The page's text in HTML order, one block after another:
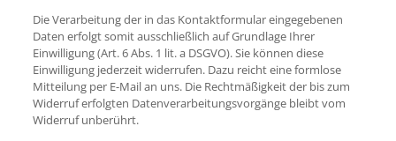
Die Verarbeitung der in das Kontaktformular eingegebenen
Daten erfolgt somit ausschließlich auf Grundlage Ihrer
Einwilligung (Art. 6 Abs. 1 lit. a DSGVO). Sie können diese
Einwilligung jederzeit widerrufen. Dazu reicht eine formlose
Mitteilung per E-Mail an uns. Die Rechtmäßigkeit der bis zum
Widerruf erfolgten Datenverarbeitungsvorgänge bleibt vom
Widerruf unberührt.